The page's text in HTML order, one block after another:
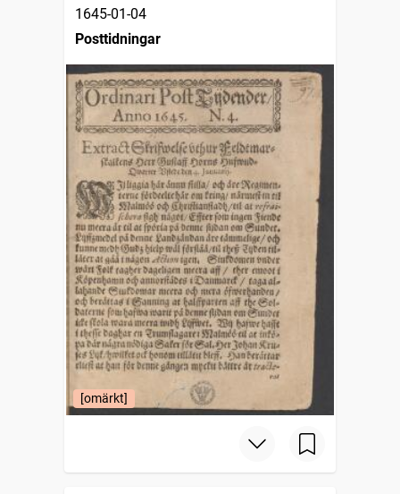
1645-01-04
Posttidningar
[omärkt]